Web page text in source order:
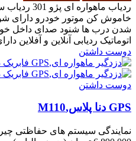
خاموش کن موتور خودرو دارای
شدن درب ها شنود صدای داخل
اتوماتیک ردیابی آنلاین و آفلاین
دوست داشتن
دوست داشتن
GPS دنا پلاس,M110
نمایندگی سیستم های حفاظتی